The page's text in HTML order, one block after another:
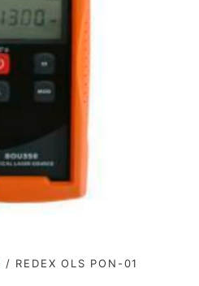
/ REDEX OLS PON-01